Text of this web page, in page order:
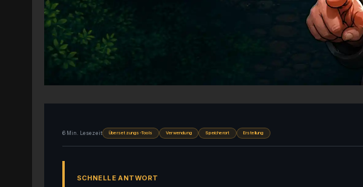
6 Min. Lesezeit Übersetzungs-Tools Verwendung Speicherort Erstellung
SCHNELLE ANTWORT